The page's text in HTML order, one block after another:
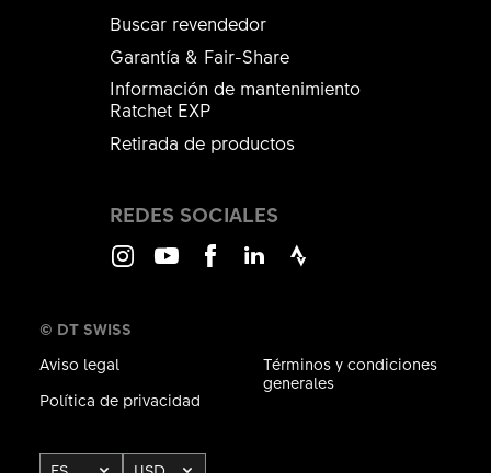
Buscar revendedor
Garantía & Fair-Share
Información de mantenimiento
Ratchet EXP
Retirada de productos
REDES SOCIALES
© DT SWISS
Aviso legal
Política de privacidad
Términos y condiciones
generales